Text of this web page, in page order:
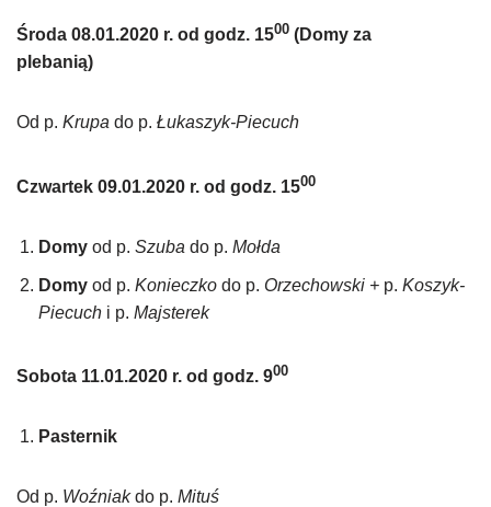
Środa 08.01.2020 r. od godz. 1500 (Domy za
plebanią)
Od p. Krupa do p. Łukaszyk-Piecuch
Czwartek 09.01.2020 r. od godz. 1500
Domy od p. Szuba do p. Mołda
Domy od p. Konieczko do p. Orzechowski + p. Koszyk-
Piecuch i p. Majsterek
Sobota 11.01.2020 r. od godz. 900
Pasternik
Od p. Woźniakdo p. Mituś